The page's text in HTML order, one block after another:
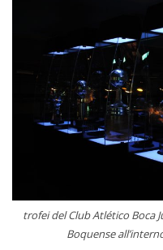
trofei del Club Atlético Boca
Boquense